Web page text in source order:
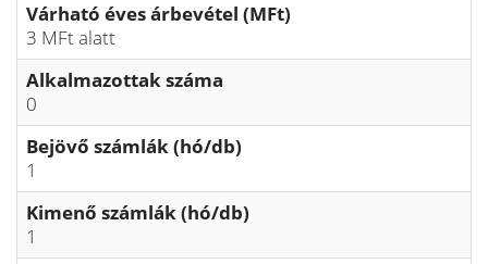
Várható éves árbevétel (MFt)
3 MFt alatt
Alkalmazottak száma
0
Bejövő számlák (hó/db)
1
Kimenő számlák (hó/db)
1